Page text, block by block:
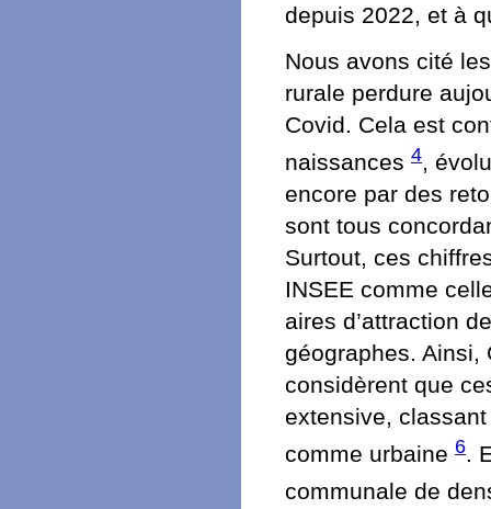
depuis 2022, et à
Nous avons cité
rurale perdure
Covid. Cela est
naissances 4,
encore par des
sont tous
Surtout, ces
INSEE comme
aires d’attraction
géographes. Ainsi,
considèrent que
extensive,
comme urbaine 6.
communale de